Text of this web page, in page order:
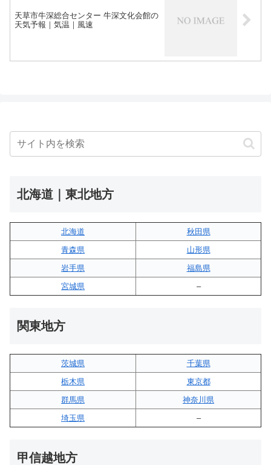
天草市牛深総合センター 牛深文化会館の
天気予報｜気温｜風速
北海道｜東北地方
北海道
秋田県
青森県
山形県
岩手県
福島県
宮城県
–
関東地方
茨城県
千葉県
栃木県
東京都
群馬県
神奈川県
埼玉県
–
甲信越地方